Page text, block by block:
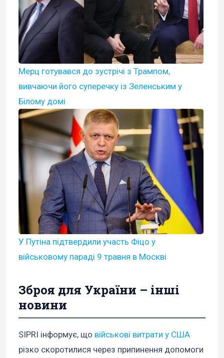
Мерц готувався до зустрічі з Трампом,
вивчаючи його суперечку із Зеленським у
Білому домі
У Путіна підтвердили участь Фіцо у
військовому параді 9 травня в Москві
Зброя для України – інші
новини
SIPRI інформує, що військові витрати у США
різко скоротилися через припинення допомоги